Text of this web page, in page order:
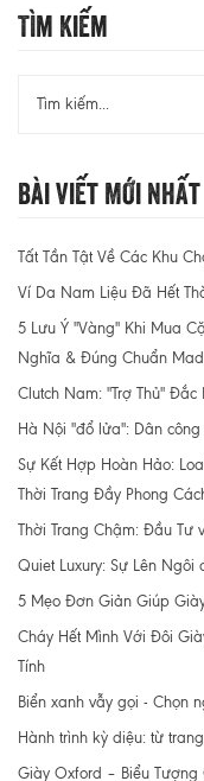
Tìm Kiếm
Bài Viết Mới Nhất
Tất Tần Tật Về Các Khu
Ví Da Nam Liệu Đã Hết
5 Lưu Ý "Vàng" Khi Mua
Nghĩa & Đúng Chuẩn
Clutch Nam: "Trợ Thủ"
Hà Nội "đổ lửa": Dân
Sự Kết Hợp Hoàn Hảo:
Thời Trang Đầy Phong
Thời Trang Chậm: Đầu Tư
Quiet Luxury: Sự Lên Ngôi
5 Mẹo Đơn Giản Giúp
Cháy Hết Mình Với Đôi
Tính
Biển xanh vẫy gọi - Chọn
Hành trình kỳ diệu: từ
Giày Oxford – Biểu Tượng